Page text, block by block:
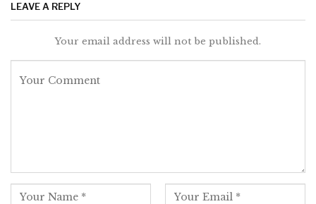
LEAVE A REPLY
Your email address will not be published.